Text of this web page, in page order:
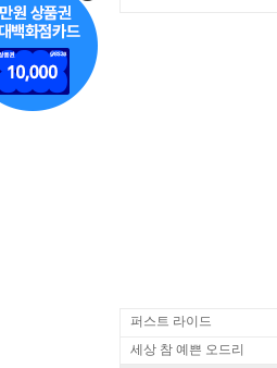
퍼스트 라이드
세상 참 예쁜 오드리